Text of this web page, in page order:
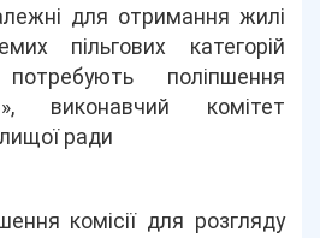
для отримання жилі
пільгових категорій
поліпшення
виконавчий комітет
ради
комісії для розгляду